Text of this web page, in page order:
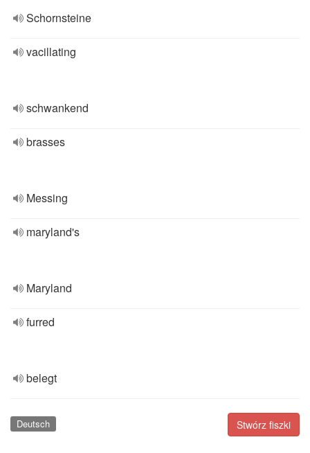
Schornsteine
vacillating
schwankend
brasses
Messing
maryland's
Maryland
furred
belegt
Stwórz fiszki
Deutsch